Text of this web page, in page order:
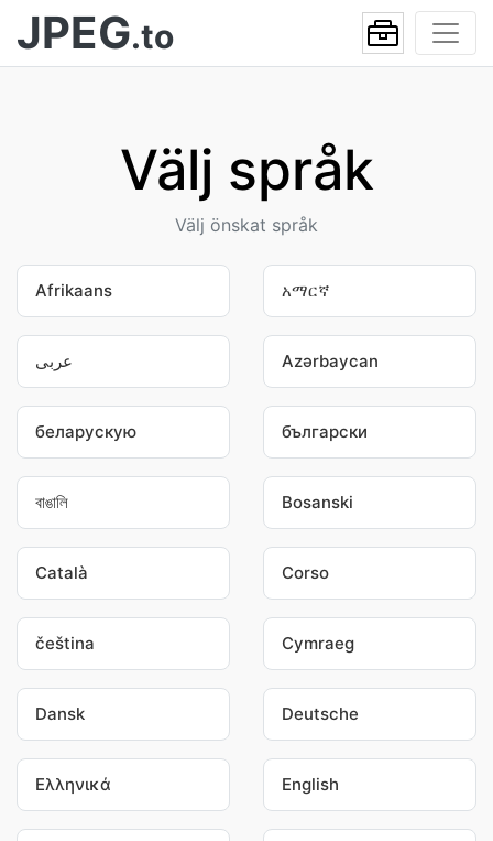
JPEG.to
Välj språk
Välj önskat språk
Afrikaans አማርኛ
عربى Azərbaycan
беларускую български
বাঙালি Bosanski
Català Corso
čeština Cymraeg
Dansk Deutsche
Ελληνικά English